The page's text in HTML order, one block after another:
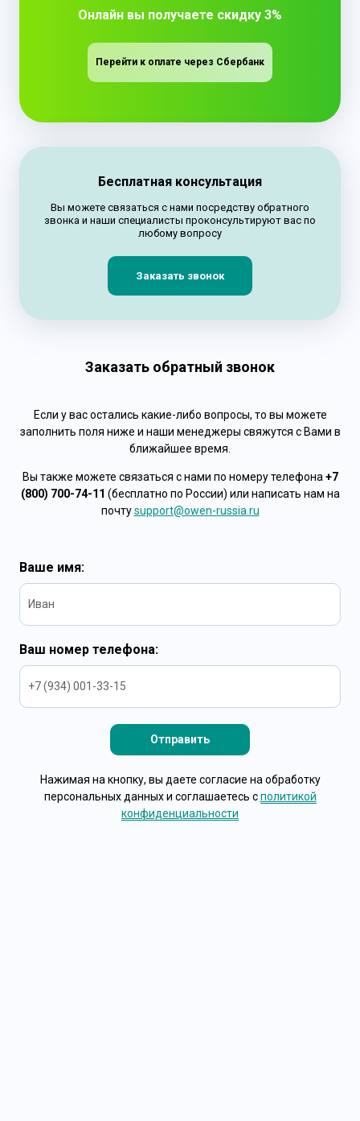
Онлайн вы получаете скидку 3%
Перейти к оплате через Сбербанк
Бесплатная консультация
Вы можете связаться с нами посредству обратного
звонка и наши специалисты проконсультируют вас по
любому вопросу
Заказать звонок
Заказать обратный звонок
Если у вас остались какие-либо вопросы, то вы можете
заполнить поля ниже и наши менеджеры свяжутся с Вами в
ближайшее время.
Вы также можете связаться с нами по номеру телефона +7
(800) 700-74-11 (бесплатно по России) или написать нам на
почтуsupport@owen-russia.ru
Ваше имя:
Ваш номер телефона:
Нажимая на кнопку, вы даете согласие на обработку
персональных данных и соглашаетесь cполитикой
конфиденциальности